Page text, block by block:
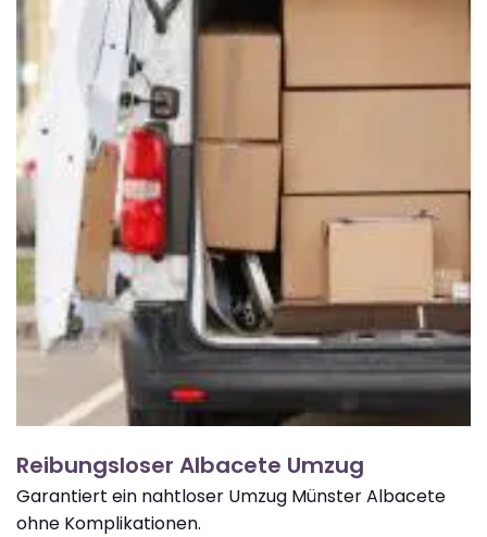
Reibungsloser Albacete Umzug
Garantiert ein nahtloser Umzug Münster Albacete
ohne Komplikationen.